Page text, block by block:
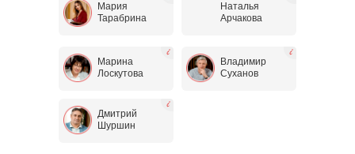
Наталья
Арчакова
Дмитрий
Шуршин
Владимир
Суханов
Марина
Лоскутова
Мария
Тарабрина